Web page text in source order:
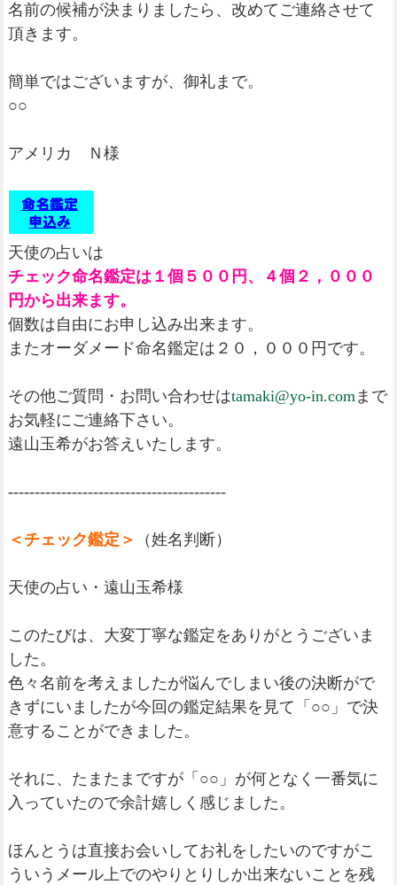
名前の候補が決まりましたら、改めてご連絡させて
頂きます。
簡単ではございますが、御礼まで。
○○
アメリカ Ｎ様
天使の占いは
チェック命名鑑定は１個５００円、４個２，０００
円から出来ます。
個数は自由にお申し込み出来ます。
またオーダメード命名鑑定は２０，０００円です。
その他ご質問・お問い合わせはtamaki@yo-in.comまで
お気軽にご連絡下さい。
遠山玉希がお答えいたします。
-----------------------------------------
＜チェック鑑定＞ （姓名判断）
天使の占い・遠山玉希様
このたびは、大変丁寧な鑑定をありがとうございま
した。
色々名前を考えましたが悩んでしまい後の決断がで
きずにいましたが今回の鑑定結果を見て「○○」で決
意することができました。
それに、たまたまですが「○○」が何となく一番気に
入っていたので余計嬉しく感じました。
ほんとうは直接お会いしてお礼をしたいのですがこ
ういうメール上でのやりとりしか出来ないことを残